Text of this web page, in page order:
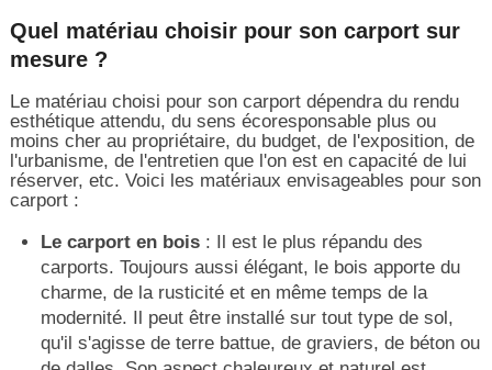
Quel matériau choisir pour son carport sur
mesure ?
Le matériau choisi pour son carport dépendra du rendu
esthétique attendu, du sens écoresponsable plus ou
moins cher au propriétaire, du budget, de l'exposition, de
l'urbanisme, de l'entretien que l'on est en capacité de lui
réserver, etc. Voici les matériaux envisageables pour son
carport :
Le carport en bois: Il est le plus répandu des
carports. Toujours aussi élégant, le bois apporte du
charme, de la rusticité et en même temps de la
modernité. Il peut être installé sur tout type de sol,
qu'il s'agisse de terre battue, de graviers, de béton ou